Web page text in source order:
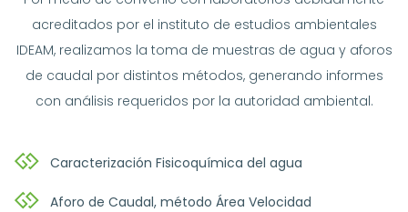
acreditados por el instituto de estudios ambientales
IDEAM, realizamos la toma de muestras de agua y aforos
de caudal por distintos métodos, generando informes
con análisis requeridos por la autoridad ambiental.
Caracterización Fisicoquímica del agua
Aforo de Caudal, método Área Velocidad